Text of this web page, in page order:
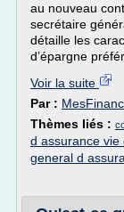
au nouveau
secrétaire
détaille les
d’épargne
Voir la suite
Par :
Thèmes liés :
d assurance vie
general d